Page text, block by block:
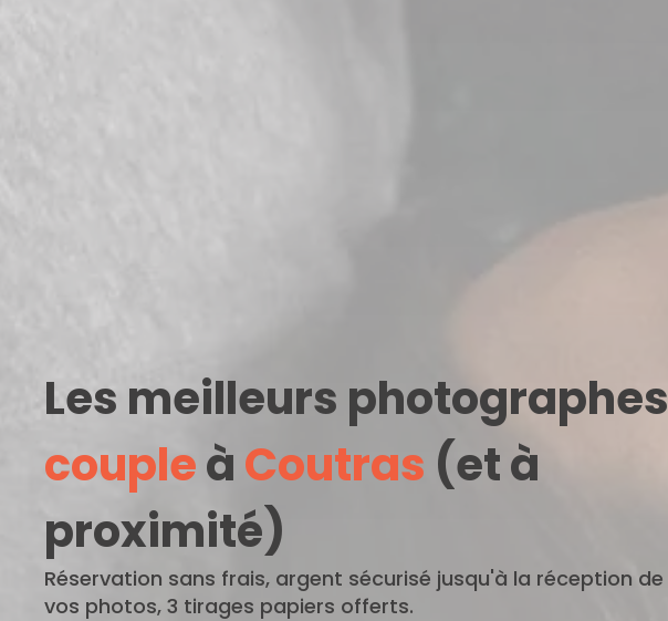
Les meilleurs photographes
coupleàCoutras (et à
proximité)
Réservation sans frais, argent sécurisé jusqu'à la réception de
vos photos, 3 tirages papiers offerts.